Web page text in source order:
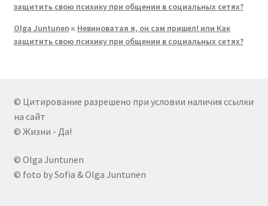
защитить свою психику при общении в социальных сетях?
Olga Juntunen к Невиноватая я, он сам пришел! или Как
защитить свою психику при общении в социальных сетях?
© Цитирование разрешено при условии наличия ссылки
на сайт
© Жизни - Да!
© Olga Juntunen
© foto by Sofia & Olga Juntunen